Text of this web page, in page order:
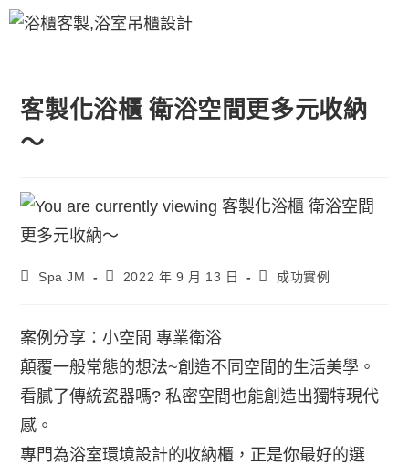
客製化浴櫃 衛浴空間更多元收納
～
Spa JM 2022 年 9 月 13 日 成功實例
案例分享：小空間 專業衛浴
顛覆一般常態的想法~創造不同空間的生活美學。
看膩了傳統瓷器嗎? 私密空間也能創造出獨特現代
感。
專門為浴室環境設計的收納櫃，正是你最好的選